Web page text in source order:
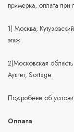
примерка, оплата
1) Москва,
этаж.
2)Московская
Аутлет, Sortage.
Подробнее об
Оплата